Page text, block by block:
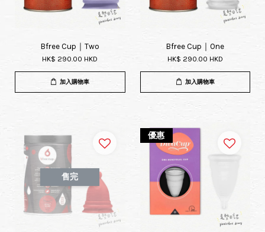
Bfree Cup｜Two
HK$ 290.00 HKD
加入購物車
Bfree Cup｜One
HK$ 290.00 HKD
加入購物車
售完
優惠